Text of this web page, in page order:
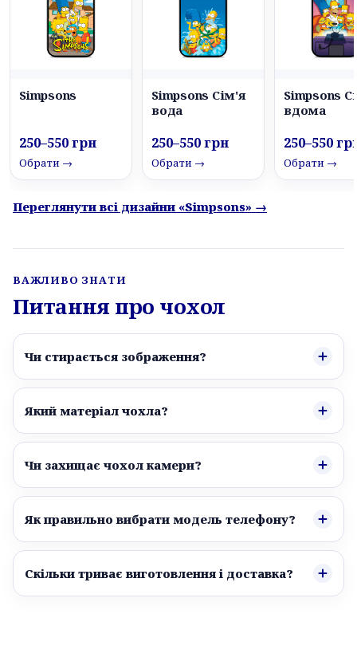
Simpsons
250–550 грн
Обрати →
Simpsons Сім'я
вода
250–550 грн
Обрати →
Simpsons
вдома
250–550
Обрати →
Переглянути всі дизайни «Simpsons» →
ВАЖЛИВО ЗНАТИ
Питання про чохол
Чи стирається зображення?
Який матеріал чохла?
Чи захищає чохол камери?
Як правильно вибрати модель телефону?
Скільки триває виготовлення і доставка?